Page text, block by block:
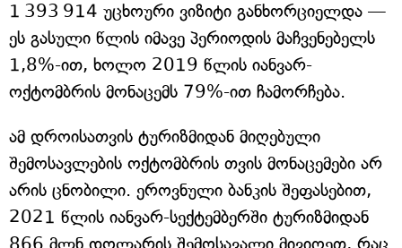
1 393 914 უცხოური ვიზიტი განხორციელდა —
ეს გასული წლის იმავე პერიოდის მაჩვენებელს
1,8%-ით, ხოლო 2019 წლის იანვარ-
ოქტომბრის მონაცემს 79%-ით ჩამორჩება.
ამ დროისათვის ტურიზმიდან მიღებული
შემოსავლების ოქტომბრის თვის მონაცემები არ
არის ცნობილი. ეროვნული ბანკის შეფასებით,
2021 წლის იანვარ-სექტემბერში ტურიზმიდან